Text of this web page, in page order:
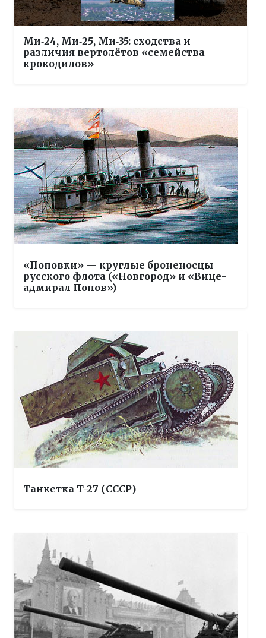
Ми‑24, Ми‑25, Ми‑35: сходства и
различия вертолётов «семейства
крокодилов»
«Поповки» — круглые броненосцы
русского флота («Новгород» и «Вице-
адмирал Попов»)
Танкетка Т-27 (СССР)